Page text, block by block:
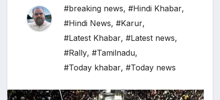
#breaking news, #Hindi Khabar,
#Hindi News, #Karur,
#Latest Khabar, #Latest news,
#Rally, #Tamilnadu,
#Today khabar, #Today news